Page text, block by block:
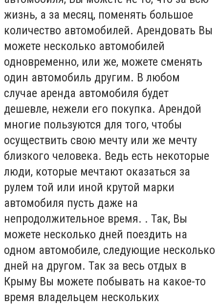
жизнь, а за месяц, поменять большое
количество автомобилей. Арендовать Вы
можете несколько автомобилей
одновременно, или же, можете сменять
один автомобиль другим. В любом
случае аренда автомобиля будет
дешевле, нежели его покупка. Арендой
многие пользуются для того, чтобы
осуществить свою мечту или же мечту
близкого человека. Ведь есть некоторые
люди, которые мечтают оказаться за
рулем той или иной крутой марки
автомобиля пусть даже на
непродолжительное время. . Так, Вы
можете несколько дней поездить на
одном автомобиле, следующие несколько
дней на другом. Так за весь отдых в
Крыму Вы можете побывать на какое-то
время владельцем нескольких